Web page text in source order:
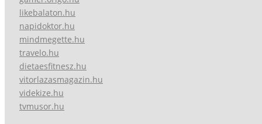
likebalaton.hu
napidoktor.hu
mindmegette.hu
travelo.hu
dietaesfitnesz.hu
vitorlazasmagazin.hu
videkize.hu
tvmusor.hu